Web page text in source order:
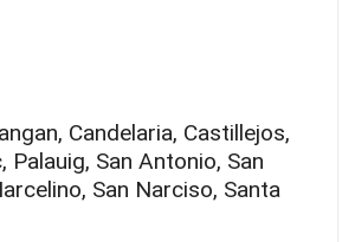
Candelaria, Castillejos,
Palauig, San Antonio, San
San Narciso, Santa